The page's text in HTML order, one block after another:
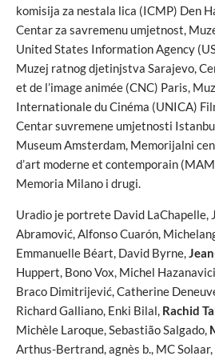
komisija za nestala lica (ICMP) Den
Centar za savremenu umjetnost,
United States Information Agency
Muzej ratnog djetinjstva Sarajevo,
et de l’image animée (CNC) Paris,
Internationale du Cinéma (UNICA)
Centar suvremene umjetnosti
Museum Amsterdam, Memorijalni
d’art moderne et contemporain
Memoria Milano i drugi.
Uradio je portrete David LaChapelle,
Abramović, Alfonso Cuarón,
Emmanuelle Béart, David Byrne,
Huppert, Bono Vox, Michel
Braco Dimitrijević, Catherine
Richard Galliano, Enki Bilal, Rachid
Michèle Laroque, Sebastião Salgado,
Arthus-Bertrand, agnès b., MC